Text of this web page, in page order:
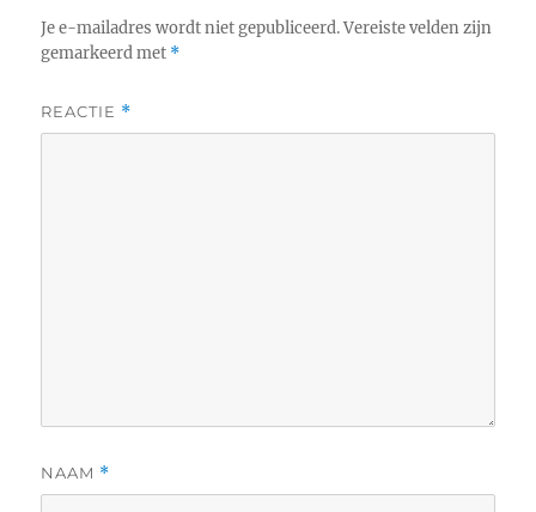
Je e-mailadres wordt niet gepubliceerd. Vereiste velden zijn
gemarkeerd met *
REACTIE *
NAAM *